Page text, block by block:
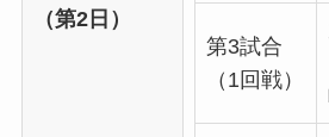
（第2日）
第3試合
（1回戦）